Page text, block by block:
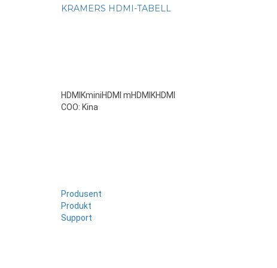
KRAMERS HDMI-TABELL
HDMIKminiHDMI mHDMIKHDMI
COO: Kina
Produsent
Produkt
Support